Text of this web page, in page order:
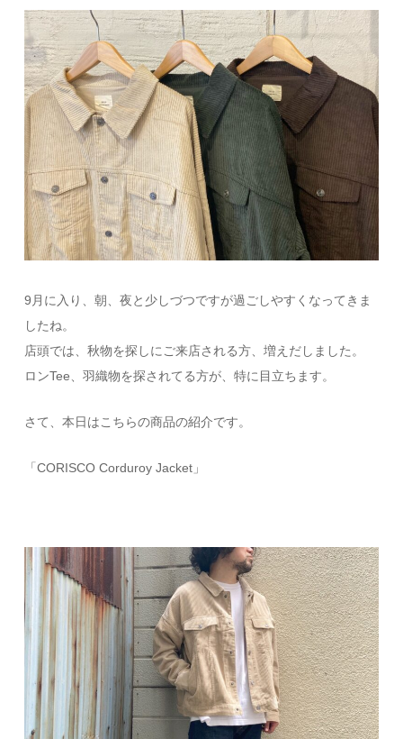
9月に入り、朝、夜と少しづつですが過ごしやすくなってきま
したね。
店頭では、秋物を探しにご来店される方、増えだしました。
ロンTee、羽織物を探されてる方が、特に目立ちます。
さて、本日はこちらの商品の紹介です。
「CORISCO Corduroy Jacket」